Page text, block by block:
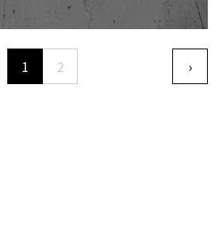
1 2 ›下一